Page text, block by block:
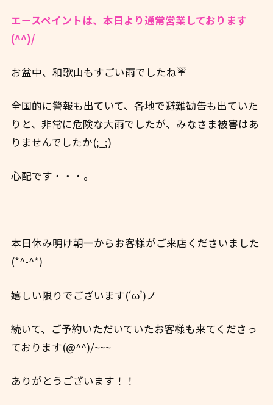
エースペイントは、本日より通常営業しております
(^^)/
お盆中、和歌山もすごい雨でしたね☔
全国的に警報も出ていて、各地で避難勧告も出ていた
りと、非常に危険な大雨でしたが、みなさま被害はあ
りませんでしたか(;_;)
心配です・・・。
本日休み明け朝一からお客様がご来店くださいました
(*^-^*)
嬉しい限りでございます(‘ω’)ノ
続いて、ご予約いただいていたお客様も来てくださっ
ております(@^^)/~~~
ありがとうございます！！